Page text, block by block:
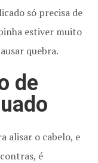
só precisa de
estiver muito
quebra.
de
alisar o cabelo, e
é